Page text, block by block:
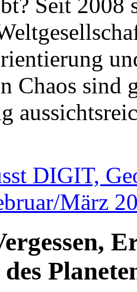
Seit 2008
Chaos sind
DIGIT,
März